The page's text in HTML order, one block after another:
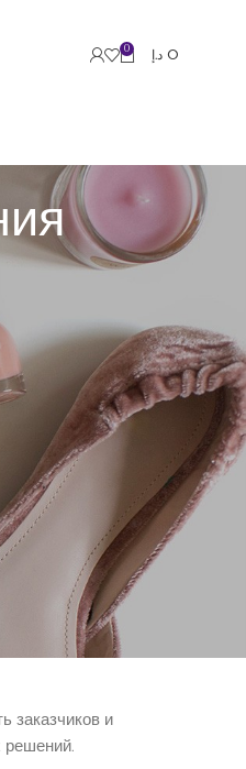
0 0 د.إ
программ и
функционал,
часть и интеграции
критических
заказчиков и
решений.